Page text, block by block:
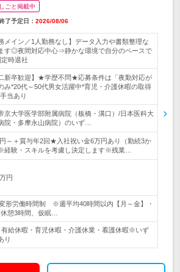
ごと掲載中
了予定日： 2026/08/06
メイン／1人勤務なし】データ入力や書類整理な
す◎夜間対応中心⇒静かな環境で自分のペースで
時退社
新卒歓迎】★学歴不問★応募条件は「夜勤対応が
み*20代～50代男女活躍中*育児・介護休暇の取得
当あり
京大学医学部附属病院（板橋・溝口）/日本医科大
院・多摩永山病院）のいず…
～＋賞与年2回★入社祝い金6万円あり（勤続3か
経験・スキルを考慮し決定します※残業…
円
形労働時間制 ※週平均40時間以内【月～金】・
憩3時間、仮眠…
有給休暇・育児休暇・介護休業・看護休暇※いず
り